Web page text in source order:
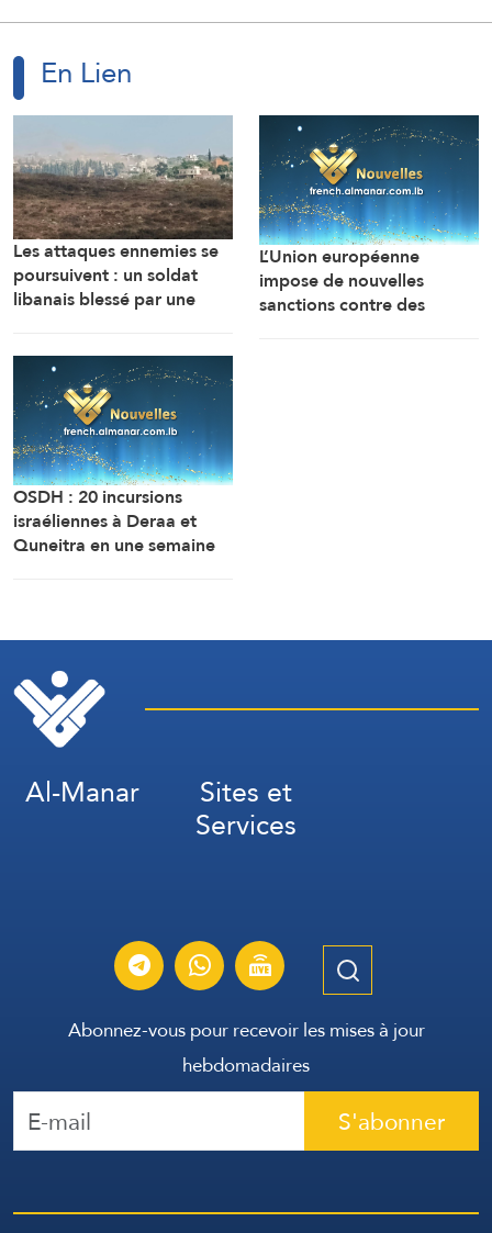
En Lien
Les attaques ennemies se
poursuivent : un soldat
libanais blessé par une
L’Union européenne
impose de nouvelles
sanctions contre des
OSDH : 20 incursions
israéliennes à Deraa et
Quneitra en une semaine
Al-Manar Sites et
Services
Abonnez-vous pour recevoir les mises à jour
hebdomadaires
S'abonner